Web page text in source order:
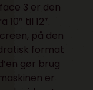
3 er den
til 12″.
på den
format
gør brug
er